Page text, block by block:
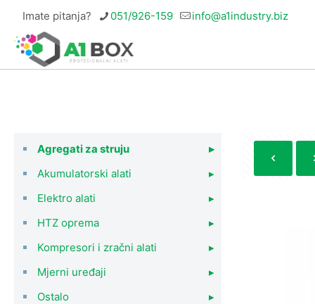
Imate pitanja? 051/926-159 info@a1industry.biz
Agregati za struju
▸
Akumulatorski alati
▸
Elektro alati
▸
HTZ oprema
▸
Kompresori i zračni alati
▸
Mjerni uređaji
▸
Ostalo
▸